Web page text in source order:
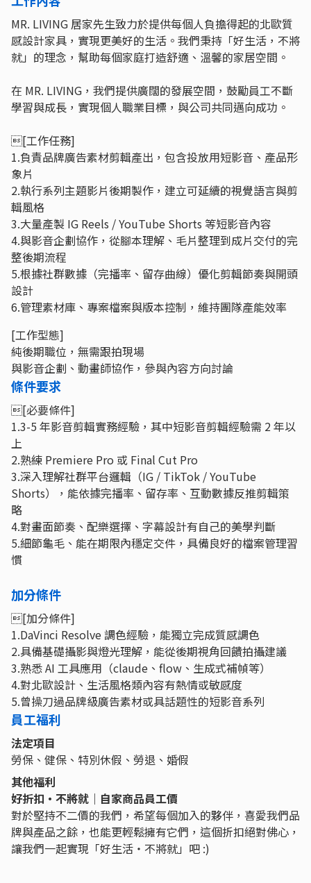
MR. LIVING 居家先生致力於提供每個人負擔得起的北歐質
感設計家具，實現更美好的生活。我們秉持「好生活，不將
就」的理念，幫助每個家庭打造舒適、溫馨的家居空間。
在 MR. LIVING，我們提供廣闊的發展空間，鼓勵員工不斷
學習與成長，實現個人職業目標，與公司共同邁向成功。
[工作任務]
1.負責品牌廣告素材剪輯產出，包含投放用短影音、產品形
象片
2.執行系列主題影片後期製作，建立可延續的視覺語言與剪
輯風格
3.大量產製 IG Reels / YouTube Shorts 等短影音內容
4.與影音企劃協作，從腳本理解、毛片整理到成片交付的完
整後期流程
5.根據社群數據（完播率、留存曲線）優化剪輯節奏與開頭
設計
6.管理素材庫、專案檔案與版本控制，維持團隊產能效率
[工作型態]
純後期職位，無需跟拍現場
與影音企劃、動畫師協作，參與內容方向討論
條件要求
[必要條件]
1.3-5 年影音剪輯實務經驗，其中短影音剪輯經驗需 2 年以
上
2.熟練 Premiere Pro 或 Final Cut Pro
3.深入理解社群平台邏輯（IG / TikTok / YouTube
Shorts），能依據完播率、留存率、互動數據反推剪輯策
略
4.對畫面節奏、配樂選擇、字幕設計有自己的美學判斷
5.細節龜毛、能在期限內穩定交件，具備良好的檔案管理習
慣
加分條件
[加分條件]
1.DaVinci Resolve 調色經驗，能獨立完成質感調色
2.具備基礎攝影與燈光理解，能從後期視角回饋拍攝建議
3.熟悉 AI 工具應用（claude、flow、生成式補幀等）
4.對北歐設計、生活風格類內容有熱情或敏感度
5.曾操刀過品牌級廣告素材或具話題性的短影音系列
員工福利
法定項目
勞保、健保、特別休假、勞退、婚假
其他福利
好折扣・不將就｜自家商品員工價
對於堅持不二價的我們，希望每個加入的夥伴，喜愛我們品
牌與產品之餘，也能更輕鬆擁有它們，這個折扣絕對佛心，
讓我們一起實現「好生活・不將就」吧 :)